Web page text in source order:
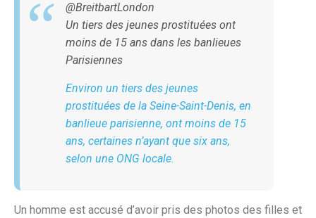
@BreitbartLondon
Un tiers des jeunes prostituées ont
moins de 15 ans dans les banlieues
Parisiennes
Environ un tiers des jeunes
prostituées de la Seine-Saint-Denis, en
banlieue parisienne, ont moins de 15
ans, certaines n’ayant que six ans,
selon une ONG locale.
Un homme est accusé d’avoir pris des photos des filles et